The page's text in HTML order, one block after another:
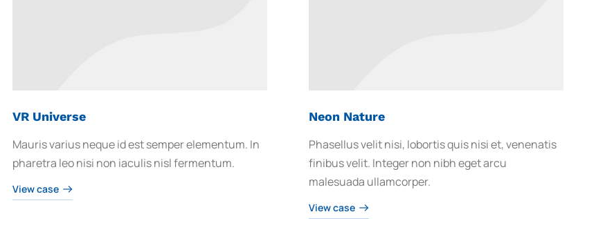
VR Universe
Mauris varius neque id est semper elementum. In
pharetra leo nisi non iaculis nisl fermentum.
View case
Neon Nature
Phasellus velit nisi, lobortis quis nisi et, venenatis
finibus velit. Integer non nibh eget arcu
malesuada ullamcorper.
View case